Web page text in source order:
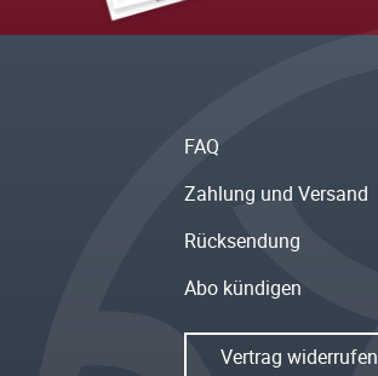
FAQ
Zahlung und Versand
Rücksendung
Abo kündigen
Vertrag widerrufen